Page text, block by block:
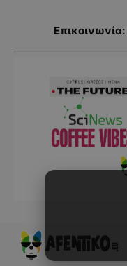
Επικοινωνία: